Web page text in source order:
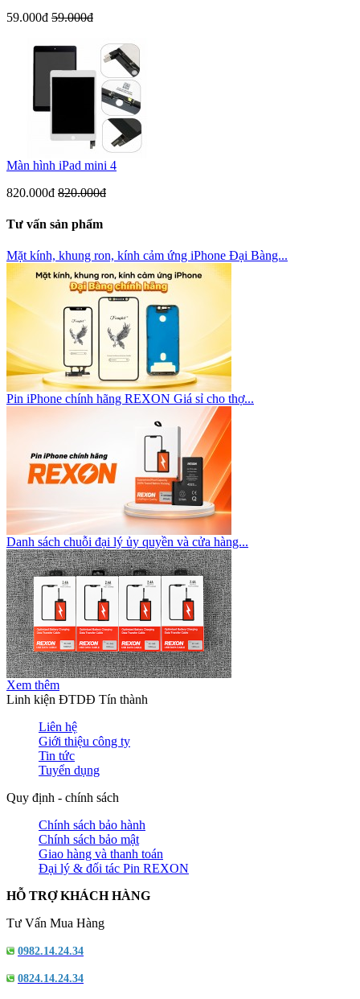
59.000đ 59.000đ
Màn hình iPad mini 4
820.000đ 820.000đ
Tư vấn sản phẩm
Mặt kính, khung ron, kính cảm ứng iPhone Đại Bàng...
Pin iPhone chính hãng REXON Giá sỉ cho thợ...
Danh sách chuỗi đại lý ủy quyền và cửa hàng...
Xem thêm
Linh kiện ĐTDĐ Tín thành
Liên hệ
Giới thiệu công ty
Tin tức
Tuyển dụng
Quy định - chính sách
Chính sách bảo hành
Chính sách bảo mật
Giao hàng và thanh toán
Đại lý & đối tác Pin REXON
HỖ TRỢ KHÁCH HÀNG
Tư Vấn Mua Hàng
0982.14.24.34
0824.14.24.34